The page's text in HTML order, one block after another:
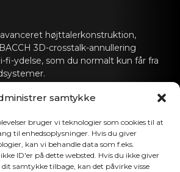
samtykke
bruger vi teknologier som cookies til at
til enhedsoplysninger. Hvis du giver
kan vi behandle data som f.eks.
ID'er på dette websted. Hvis du ikke giver
samtykke tilbage, kan det påvirke visse
højttalerkonstruktion,
3D-crosstalk-annullering
ydelse, som du normalt kun får fra
Kontakt os
Ring til +45 29 75 00 45
HiFi ApS
Flade Engvej 4